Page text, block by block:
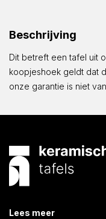
|
50x40cm
Beschrijving
Dit betreft een tafel uit
koopjeshoek geldt dat
onze garantie is niet
Lees meer